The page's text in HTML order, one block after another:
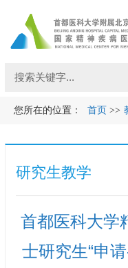
您所在的位置： 首页 >>
研究生教学
首都医科大学
士研究生“申